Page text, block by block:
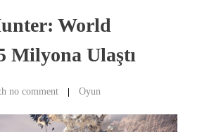
World
Milyona Ulaştı
no comment Oyun